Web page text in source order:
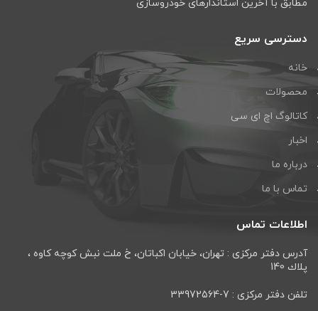
مطابق با آخرین استاندارهای خودروسازی
دسترسی سریع
خانه
محصولات
کاتالوگ اچ ای سی
اخبار
درباره ما
تماس با ما
اطلاعات تماس
آدرس دفتر مرکزی : تهران، خيابان اكباتان، خ ملت نبش كوچه كاوه ،
پلاك 140
تلفن دفتر مرکزی : 7-33972564